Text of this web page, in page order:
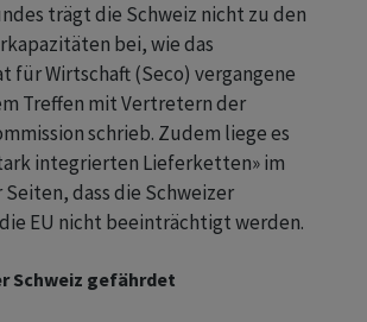
trägt die Schweiz nicht zu den
bei, wie das
für Wirtschaft (Seco) vergangene
Treffen mit Vertretern der
schrieb. Zudem liege es
integrierten Lieferketten» im
dass die Schweizer
EU nicht beeinträchtigt werden.
Schweiz gefährdet